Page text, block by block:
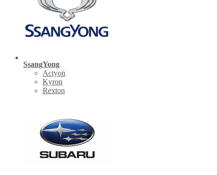
SsangYong
Actyon
Kyron
Rexton